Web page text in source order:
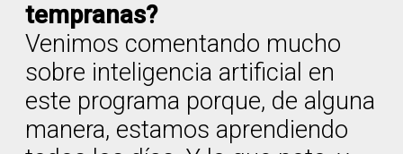
tempranas?
Venimos comentando mucho
sobre inteligencia artificial en
este programa porque, de alguna
manera, estamos aprendiendo